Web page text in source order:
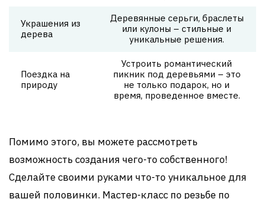
Украшения из
дерева
Деревянные серьги, браслеты
или кулоны – стильные и
уникальные решения.
Поездка на
природу
Устроить романтический
пикник под деревьями – это
не только подарок, но и
время, проведенное вместе.
Помимо этого, вы можете рассмотреть
возможность создания чего-то собственного!
Сделайте своими руками что-то уникальное для
вашей половинки. Мастер-класс по резьбе по